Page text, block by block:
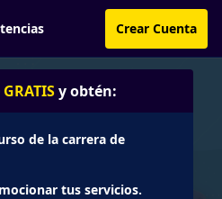
Crear Cuenta
GRATIS y obtén:
de la carrera de
tus servicios.